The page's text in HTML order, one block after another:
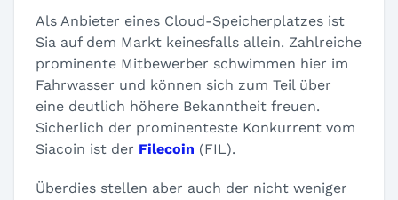
Als Anbieter eines Cloud-Speicherplatzes ist
Sia auf dem Markt keinesfalls allein. Zahlreiche
prominente Mitbewerber schwimmen hier im
Fahrwasser und können sich zum Teil über
eine deutlich höhere Bekanntheit freuen.
Sicherlich der prominenteste Konkurrent vom
Siacoin ist der Filecoin (FIL).
Überdies stellen aber auch der nicht weniger